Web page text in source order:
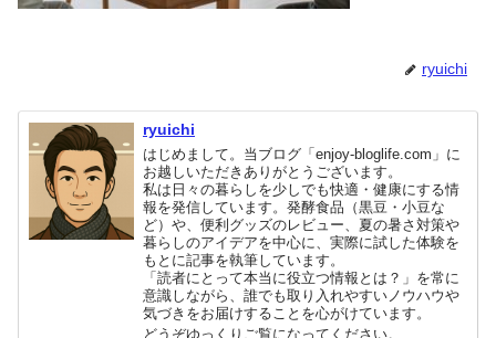
ryuichi
ryuichi
はじめまして。当ブログ「enjoy-bloglife.com」に
お越しいただきありがとうございます。
私は日々の暮らしを少しでも快適・健康にする情
報を発信しています。発酵食品（黒豆・小豆な
ど）や、便利グッズのレビュー、夏の暑さ対策や
暮らしのアイデアを中心に、実際に試した体験を
もとに記事を執筆しています。
「読者にとって本当に役立つ情報とは？」を常に
意識しながら、誰でも取り入れやすいノウハウや
気づきをお届けすることを心がけています。